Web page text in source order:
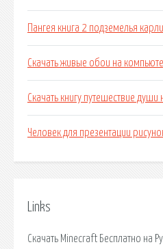
Пангея книга 2 подземелья
Скачать живые обои на
Скачать книгу путешествие
Человек для презентации
Links
Скачать Minecraft Бесплатно на